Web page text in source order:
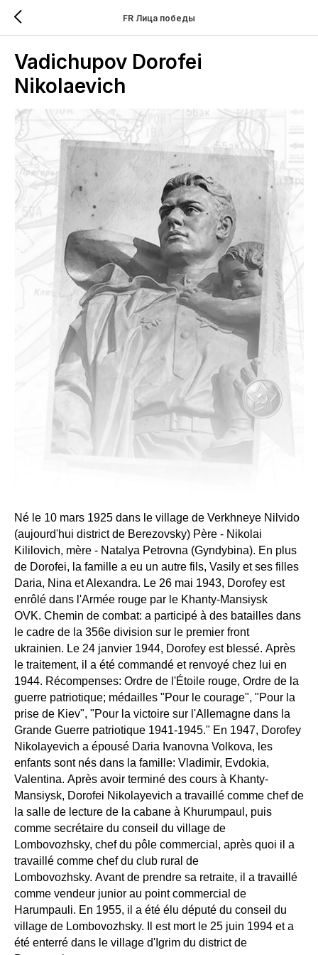
FR Лица победы
Vadichupov Dorofei
Nikolaevich
Né le 10 mars 1925 dans le village de Verkhneye Nilvido
(aujourd'hui district de Berezovsky) Père - Nikolai
Kililovich, mère - Natalya Petrovna (Gyndybina). En plus
de Dorofei, la famille a eu un autre fils, Vasily et ses filles
Daria, Nina et Alexandra. Le 26 mai 1943, Dorofey est
enrôlé dans l'Armée rouge par le Khanty-Mansiysk
OVK. Chemin de combat: a participé à des batailles dans
le cadre de la 356e division sur le premier front
ukrainien. Le 24 janvier 1944, Dorofey est blessé. Après
le traitement, il a été commandé et renvoyé chez lui en
1944. Récompenses: Ordre de l'Étoile rouge, Ordre de la
guerre patriotique; médailles "Pour le courage", "Pour la
prise de Kiev", "Pour la victoire sur l'Allemagne dans la
Grande Guerre patriotique 1941-1945." En 1947, Dorofey
Nikolayevich a épousé Daria Ivanovna Volkova, les
enfants sont nés dans la famille: Vladimir, Evdokia,
Valentina. Après avoir terminé des cours à Khanty-
Mansiysk, Dorofei Nikolayevich a travaillé comme chef de
la salle de lecture de la cabane à Khurumpaul, puis
comme secrétaire du conseil du village de
Lombovozhsky, chef du pôle commercial, après quoi il a
travaillé comme chef du club rural de
Lombovozhsky. Avant de prendre sa retraite, il a travaillé
comme vendeur junior au point commercial de
Harumpauli. En 1955, il a été élu député du conseil du
village de Lombovozhsky. Il est mort le 25 juin 1994 et a
été enterré dans le village d'Igrim du district de